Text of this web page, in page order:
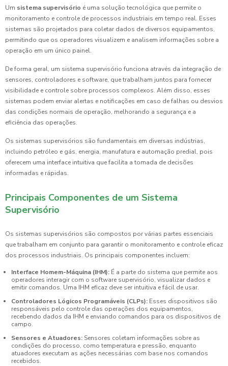
Um sistema supervisório é uma solução tecnológica que permite o
monitoramento e controle de processos industriais em tempo real. Esses
sistemas são projetados para coletar dados de diversos equipamentos,
permitindo que os operadores visualizem e analisem informações sobre a
operação em um único painel.
De forma geral, um sistema supervisório funciona através da integração de
sensores, controladores e software, que trabalham juntos para fornecer
visibilidade e controle sobre processos complexos. Além disso, esses
sistemas podem enviar alertas e notificações em caso de falhas ou desvios
das condições normais de operação, melhorando a segurança e a
eficiência das operações.
Os sistemas supervisórios são fundamentais em diversas indústrias,
incluindo petróleo e gás, energia, manufatura e automação predial, pois
oferecem uma interface intuitiva que facilita a tomada de decisões
informadas e rápidas.
Principais Componentes de um Sistema
Supervisório
Os sistemas supervisórios são compostos por várias partes essenciais
que trabalham em conjunto para garantir o monitoramento e controle eficaz
dos processos industriais. Os principais componentes incluem:
Interface Homem-Máquina (IHM): É a parte do sistema que permite aos
operadores interagir com o software supervisório, visualizar dados e
emitir comandos. Uma IHM eficaz deve ser intuitiva e fácil de usar.
Controladores Lógicos Programáveis (CLPs): Esses dispositivos são
responsáveis pelo controle das operações dos equipamentos,
recebendo dados da IHM e enviando comandos para os dispositivos de
campo.
Sensores e Atuadores: Sensores coletam informações sobre as
condições do processo, como temperatura e pressão, enquanto
atuadores executam as ações necessárias com base nos comandos
recebidos.